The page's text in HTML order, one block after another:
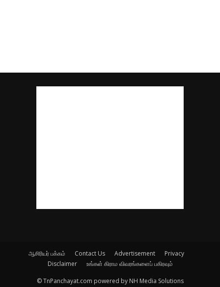
ஆசிரியர் பக்கம் Contact Us Advertisement
Privacy
Disclaimer
உங்கள் கிராம விவரங்களைப் பகிரவும்
© TnPanchayat.com powered by NH Media Solutions